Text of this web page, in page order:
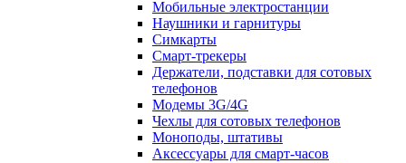
Мобильные электростанции
Наушники и гарнитуры
Симкарты
Смарт-трекеры
Держатели, подставки для сотовых
телефонов
Модемы 3G/4G
Чехлы для сотовых телефонов
Моноподы, штативы
Аксессуары для смарт-часов